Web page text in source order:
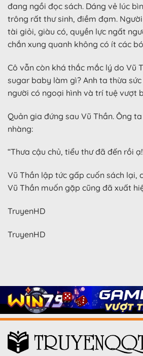
đang ngồi đọc sách. Dáng vẻ lúc
trông rất thư sinh, điềm đạm.
tài giỏi, giàu có, quyền lực ngất
chắn xung quanh không có ít các
Cô vẫn còn khá thắc mắc lý do Vũ
sugar baby làm gì? Anh ta thừa
người có ngoại hình và trí tuệ vượt
Quản gia đứng sau Vũ Thần. Ông
nhàng:
“Thưa cậu chủ, tiểu thư đã đến rồi
Vũ Thần lập tức gấp cuốn sách lại,
Vũ Thần muốn gặp cũng đã xuất
TruyenHD
TruyenHD